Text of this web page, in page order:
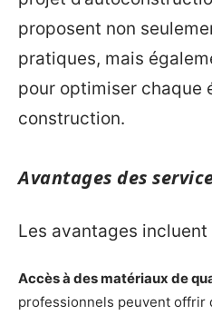
proposent non
pratiques, mais
pour optimiser chaque
construction.
Avantages des
Les avantages incluent
Accès à des matériaux de
professionnels peuvent offrir